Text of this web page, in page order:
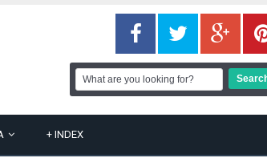
+ INDEX